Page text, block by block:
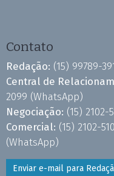
Contato
Redação: (15) 99789-
Central de
2099 (WhatsApp)
Negociação: (15) 2102-
Comercial: (15) 2102-
(WhatsApp)
Enviar e-mail para